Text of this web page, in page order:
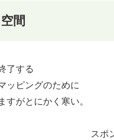
間
了する
ッピングのために
すがとにかく寒い。
スポ